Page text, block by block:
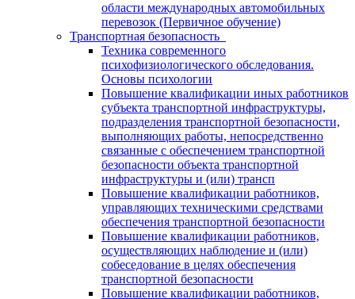
области международных автомобильных
перевозок (Первичное обучение)
Транспортная безопасность
Техника современного
психофизиологического обследования.
Основы психологии
Повышение квалификации иных работников
субъекта транспортной инфраструктуры,
подразделения транспортной безопасности,
выполняющих работы, непосредственно
связанные с обеспечением транспортной
безопасности объекта транспортной
инфраструктуры и (или) трансп
Повышение квалификации работников,
управляющих техническими средствами
обеспечения транспортной безопасности
Повышение квалификации работников,
осуществляющих наблюдение и (или)
собеседование в целях обеспечения
транспортной безопасности
Повышение квалификации работников,